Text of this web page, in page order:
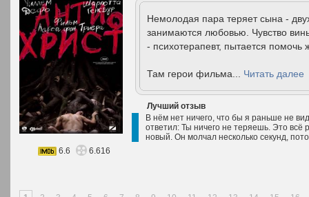
Немолодая пара теряет сына -
занимаются любовью. Чувство
- психотерапевт, пытается
Там герои фильма... Читать далее
Лучший отзыв
В нём нет ничего, что бы я раньше не
ответил: Ты ничего не теряешь. Это всё
новый. Он молчал несколько секунд,
6.6
6.616